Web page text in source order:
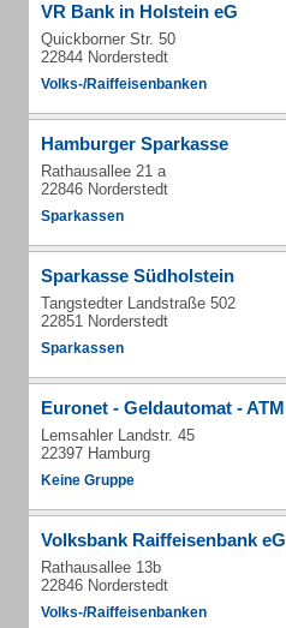
VR Bank in Holstein eG
Quickborner Str. 50
22844 Norderstedt
Volks-/Raiffeisenbanken
Hamburger Sparkasse
Rathausallee 21 a
22846 Norderstedt
Sparkassen
Sparkasse Südholstein
Tangstedter Landstraße 502
22851 Norderstedt
Sparkassen
Euronet - Geldautomat - ATM
Lemsahler Landstr. 45
22397 Hamburg
Keine Gruppe
Volksbank Raiffeisenbank eG
Rathausallee 13b
22846 Norderstedt
Volks-/Raiffeisenbanken